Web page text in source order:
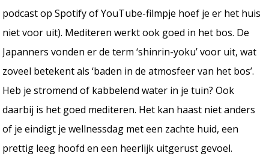
podcast op Spotify of YouTube-filmpje hoef je er het huis
niet voor uit). Mediteren werkt ook goed in het bos. De
Japanners vonden er de term ‘shinrin-yoku’ voor uit, wat
zoveel betekent als ‘baden in de atmosfeer van het bos’.
Heb je stromend of kabbelend water in je tuin? Ook
daarbij is het goed mediteren. Het kan haast niet anders
of je eindigt je wellnessdag met een zachte huid, een
prettig leeg hoofd en een heerlijk uitgerust gevoel.